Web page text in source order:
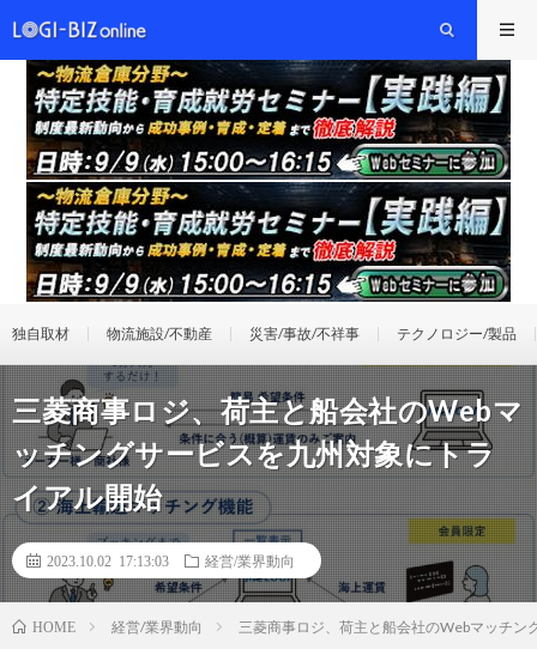
独自取材 物流施設/不動産 災害/事故/不祥事 テクノロジー/製品
三菱商事ロジ、荷主と船会社のWebマ
ッチングサービスを九州対象にトラ
イアル開始
2023.10.02 17:13:03 経営/業界動向
HOME 経営/業界動向 三菱商事ロジ、荷主と船会社のWebマッチン